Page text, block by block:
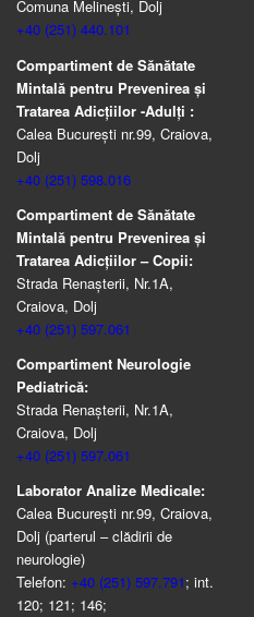
Comuna Melinești, Dolj
+40 (251) 440.101
Compartiment de Sănătate
Mintală pentru Prevenirea şi
Tratarea Adicţiilor -Adulţi :
Calea București nr.99, Craiova,
Dolj
+40 (251) 598.016
Compartiment de Sănătate
Mintală pentru Prevenirea şi
Tratarea Adicţiilor – Copii:
Strada Renașterii, Nr.1A,
Craiova, Dolj
+40 (251) 597.061
Compartiment Neurologie
Pediatrică:
Strada Renaşterii, Nr.1A,
Craiova, Dolj
+40 (251) 597.061
Laborator Analize Medicale:
Calea București nr.99, Craiova,
Dolj (parterul – clădirii de
neurologie)
Telefon: +40 (251) 597.791; int.
120; 121; 146;